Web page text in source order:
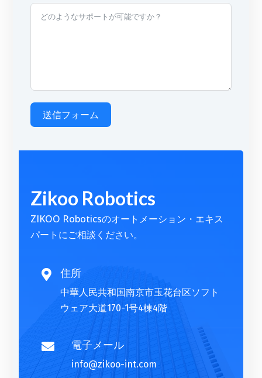
送信フォーム
e
r
n
a
Zikoo Robotics
ZIKOO Roboticsのオートメーション・エキス
パートにご相談ください。
 住所
中華人民共和国南京市玉花台区ソフト
ウェア大道170-1号4棟4階
 電子メール
info@zikoo-int.com